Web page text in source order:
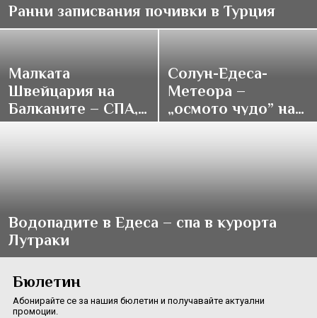
Ранни записвания почивки в Турция
Малката
Швейцария на
Балканите – СПА,
традиции и купон
Солун-Едеса-
Метеора –
„осмото чудо” на
върха на света
Водопадите в Едеса – спа в курорта
Лутраки
Бюлетин
Абонирайте се за нашия бюлетин и получавайте актуални
промоции.